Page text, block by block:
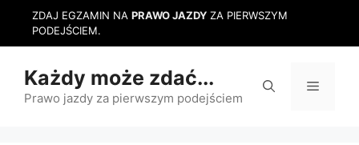
Przejdź
treści
ZDAJ EGZAMIN NA PRAWO JAZDY ZA PIERWSZYM
PODEJŚCIEM.
Każdy może zdać...
Prawo jazdy za pierwszym podejściem
Menu